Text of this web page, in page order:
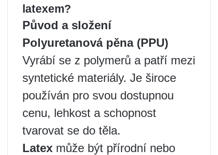
latexem?
Původ a složení
Polyuretanová pěna (PPU)
Vyrábí se z polymerů a patří mezi
syntetické materiály. Je široce
používán pro svou dostupnou
cenu, lehkost a schopnost
tvarovat se do těla.
Latex může být přírodní nebo